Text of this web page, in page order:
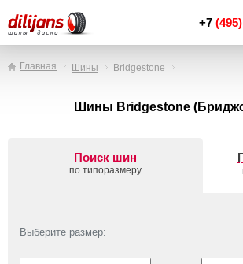
+7 (495)
Главная Шины Bridgestone
Шины Bridgestone
Поиск шин
по типоразмеру
Выберите размер: